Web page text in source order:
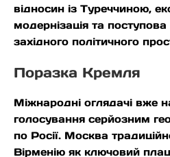
відносин із Туреччиною,
модернізація та поступова
західного політичного
Поразка Кремля
Міжнародні оглядачі вже
голосування серйозним
по Росії. Москва
Вірменію як ключовий